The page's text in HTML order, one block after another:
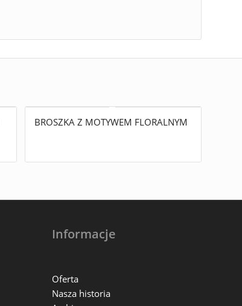
BROSZKA Z MOTYWEM FLORALNYM
Informacje
Oferta
Nasza historia